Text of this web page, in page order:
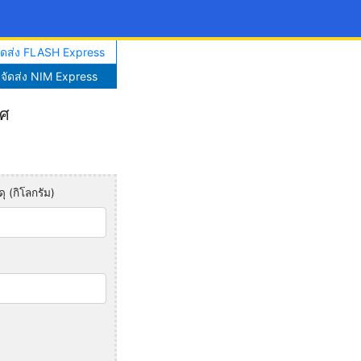
ส่ง FLASH Express
ดส่ง NIM Express
(กิโลกรัม)